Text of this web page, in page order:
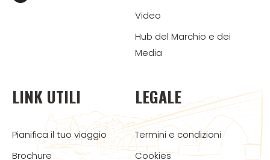
Video
Hub del Marchio e dei
Media
LINK UTILI
Pianifica il tuo viaggio
Brochure
LEGALE
Termini e condizioni
Cookies